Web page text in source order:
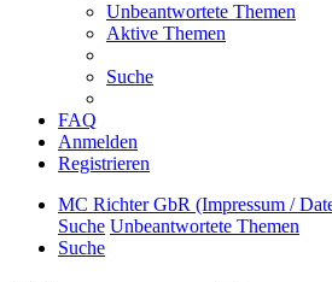
Unbeantwortete Themen
Aktive Themen
Suche
FAQ
Anmelden
Registrieren
MC Richter GbR (Impressum /
Suche Unbeantwortete Themen
Suche